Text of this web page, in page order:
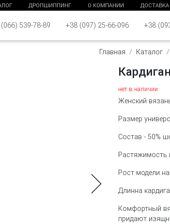
ДРОПШИППИНГ О КОМПАНИИ
539-78-89 +38 (097) 25-66-096 +38
Главная Каталог
нет в наличии
Женский
Размер
Состав - 50%
Растяжимость
Рост модели
Длинна
Комфортный
придают